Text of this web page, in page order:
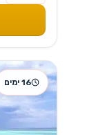
סוסים להר
16 ימים